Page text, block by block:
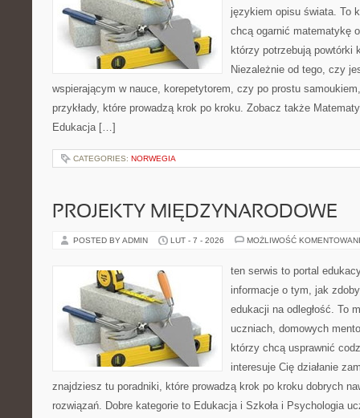
językiem opisu świata. To
chcą ogarnić matematykę
którzy potrzebują powtórki
Niezależnie od tego, czy
wspierającym w nauce, korepetytorem, czy po prostu
przykłady, które prowadzą krok po kroku. Zobacz także
Edukacja […]
CATEGORIES: NORWEGIA
PROJEKTY MIĘDZYNARODOWE
POSTED BY ADMIN LUT - 7 - 2026 MOŻLIWOŚĆ
ten serwis to portal
informacje o tym, jak
edukacji na odległość. To
uczniach, domowych
którzy chcą usprawnić
interesuje Cię działanie
znajdziesz tu poradniki, które prowadzą krok po kroku dobrych
rozwiązań. Dobre kategorie to Edukacja i Szkoła i Psychologia